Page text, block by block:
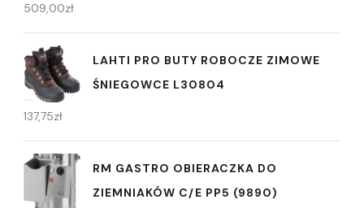
509,00zł
LAHTI PRO BUTY ROBOCZE ZIMOWE
ŚNIEGOWCE L30804
137,75zł
RM GASTRO OBIERACZKA DO
ZIEMNIAKÓW C/E PP5 (9890)